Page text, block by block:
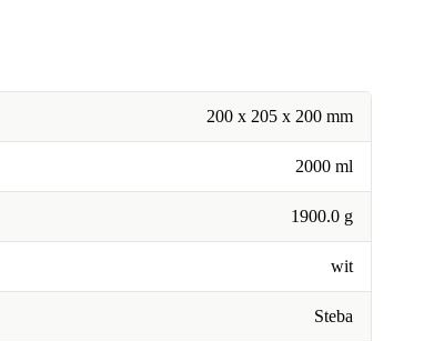
200 x 205 x 200 mm
2000 ml
1900.0 g
wit
Steba